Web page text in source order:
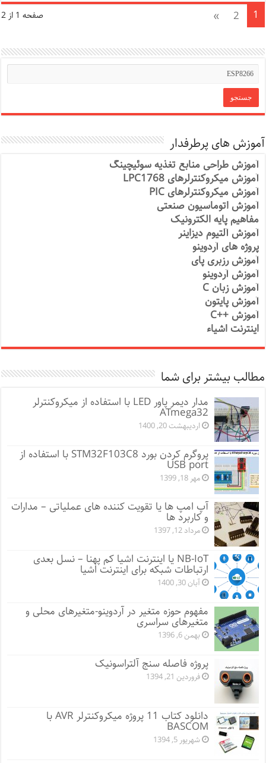
صفحه 1 از 2 1
2
»
آموزش های پرطرفدار
آموزش طراحی منابع تغذیه سوئیچینگ
آموزش میکروکنترلرهای LPC1768
آموزش میکروکنترلرهای PIC
آموزش اتوماسیون صنعتی
مفاهیم پایه الکترونیک
آموزش آلتیوم دیزاینر
پروژه های آردوینو
آموزش رزبری پای
آموزش آردوینو
آموزش زبان C
آموزش پایتون
آموزش ++C
اینترنت اشیاء
مطالب بیشتر برای شما
مدار دیمر پاور LED با استفاده از میکروکنترلر
ATmega32
اردیبهشت 20, 1400
پروگرم کردن بورد STM32F103C8 با استفاده از
USB port
مهر 18, 1399
آپ امپ ها یا تقویت کننده های عملیاتی – مدارات
و کاربرد ها
مرداد 12, 1397
NB-IoT یا اینترنت اشیا کم پهنا – نسل بعدی
ارتباطات شبکه برای اینترنت اشیا
آبان 30, 1400
مفهوم حوزه متغیر در آردوینو-متغیرهای محلی و
متغیرهای سراسری
بهمن 6, 1396
پروژه فاصله سنج آلتراسونیک
فروردین 21, 1394
دانلود کتاب 11 پروژه میکروکنترلر AVR با
BASCOM
شهریور 5, 1394